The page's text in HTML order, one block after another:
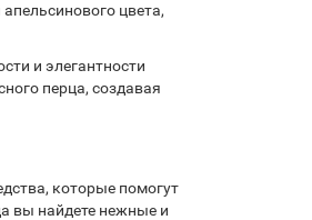
цвета,
и элегантности
перца, создавая
которые помогут
вы найдете нежные и